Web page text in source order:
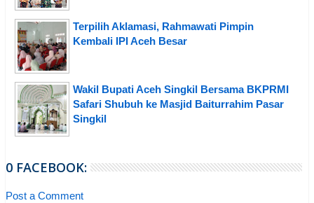
Terpilih Aklamasi, Rahmawati Pimpin
Kembali IPI Aceh Besar
Wakil Bupati Aceh Singkil Bersama BKPRMI
Safari Shubuh ke Masjid Baiturrahim Pasar
Singkil
0 FACEBOOK:
Post a Comment